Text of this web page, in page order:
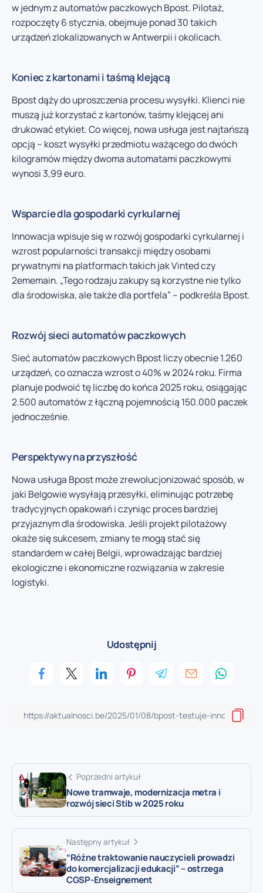
w jednym z automatów paczkowych Bpost. Pilotaż,
rozpoczęty 6 stycznia, obejmuje ponad 30 takich
urządzeń zlokalizowanych w Antwerpii i okolicach.
Koniec z kartonami i taśmą klejącą
Bpost dąży do uproszczenia procesu wysyłki. Klienci nie
muszą już korzystać z kartonów, taśmy klejącej ani
drukować etykiet. Co więcej, nowa usługa jest najtańszą
opcją – koszt wysyłki przedmiotu ważącego do dwóch
kilogramów między dwoma automatami paczkowymi
wynosi 3,99 euro.
Wsparcie dla gospodarki cyrkularnej
Innowacja wpisuje się w rozwój gospodarki cyrkularnej i
wzrost popularności transakcji między osobami
prywatnymi na platformach takich jak Vinted czy
2ememain. „Tego rodzaju zakupy są korzystne nie tylko
dla środowiska, ale także dla portfela” – podkreśla Bpost.
Rozwój sieci automatów paczkowych
Sieć automatów paczkowych Bpost liczy obecnie 1.260
urządzeń, co oznacza wzrost o 40% w 2024 roku. Firma
planuje podwoić tę liczbę do końca 2025 roku, osiągając
2.500 automatów z łączną pojemnością 150.000 paczek
jednocześnie.
Perspektywy na przyszłość
Nowa usługa Bpost może zrewolucjonizować sposób, w
jaki Belgowie wysyłają przesyłki, eliminując potrzebę
tradycyjnych opakowań i czyniąc proces bardziej
przyjaznym dla środowiska. Jeśli projekt pilotażowy
okaże się sukcesem, zmiany te mogą stać się
standardem w całej Belgii, wprowadzając bardziej
ekologiczne i ekonomiczne rozwiązania w zakresie
logistyki.
Udostępnij
Poprzedni artykuł
Nowe tramwaje, modernizacja metra i
rozwój sieci Stib w 2025 roku
Następny artykuł
“Różne traktowanie nauczycieli prowadzi
do komercjalizacji edukacji” – ostrzega
CGSP-Enseignement